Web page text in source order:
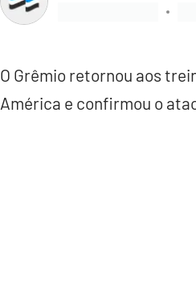
O Grêmio retornou aos
América e confirmou o